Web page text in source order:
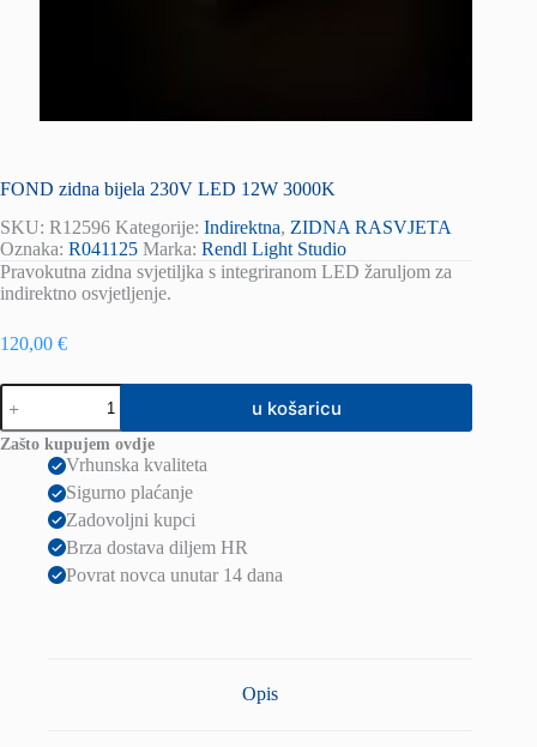
FOND zidna bijela 230V LED 12W 3000K
SKU: R12596 Kategorije: Indirektna, ZIDNA RASVJETA
Oznaka: R041125 Marka: Rendl Light Studio
Pravokutna zidna svjetiljka s integriranom LED žaruljom za
indirektno osvjetljenje.
120,00 €
FOND
zidna
bijela
230V
3000K
količina
u košaricu
Zašto kupujem ovdje
Vrhunska kvaliteta
Sigurno plaćanje
Zadovoljni kupci
Brza dostava diljem HR
Povrat novca unutar 14 dana
Opis